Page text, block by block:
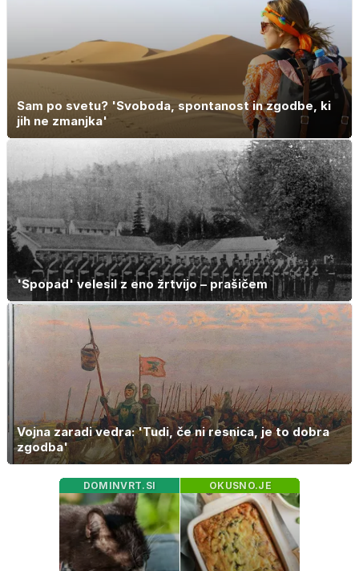
Sam po svetu? 'Svoboda, spontanost in zgodbe, ki
jih ne zmanjka'
'Spopad' velesil z eno žrtvijo – prašičem
Vojna zaradi vedra: 'Tudi, če ni resnica, je to dobra
zgodba'
DOMINVRT.SI OKUSNO.JE